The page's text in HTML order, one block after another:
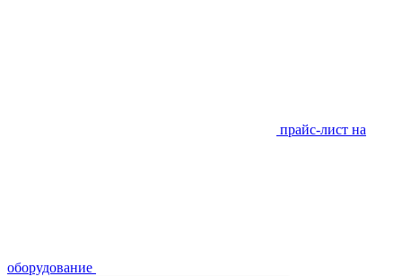
прайс-лист на
оборудование